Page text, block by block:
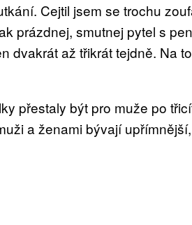
Cejtil jsem se trochu
prázdnej, smutnej pytel s
dvakrát až třikrát tejdně. Na
přestaly být pro muže po
a ženami bývají